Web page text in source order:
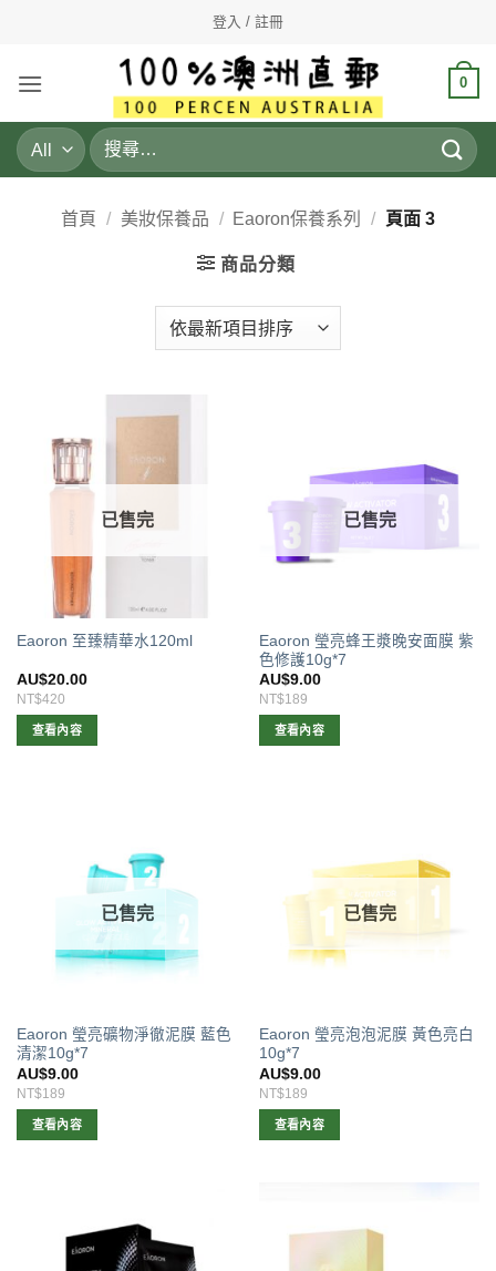
登入 / 註冊
0
搜
尋
鍵
首頁 / 美妝保養品 / Eaoron保養系列 / 頁面 3
商品分類
已售完
Eaoron 至臻精華水120ml
AU$20.00
NT$420
查看內容
已售完
Eaoron 瑩亮蜂王漿晚安面膜 紫
色修護10g*7
AU$9.00
NT$189
查看內容
已售完
Eaoron 瑩亮礦物淨徹泥膜 藍色
清潔10g*7
AU$9.00
NT$189
查看內容
已售完
Eaoron 瑩亮泡泡泥膜 黃色亮白
10g*7
AU$9.00
NT$189
查看內容